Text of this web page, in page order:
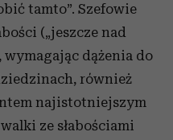
tamto”. Szefowie
(„jeszcze nad
dążenia do
również
najistotniejszym
ze słabościami